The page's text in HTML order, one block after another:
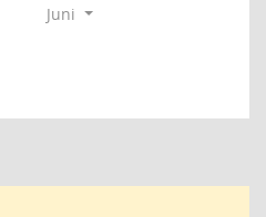
Juni